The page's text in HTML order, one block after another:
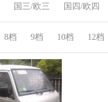
国三/欧三 国四/欧四
8档 9档 10档 12档